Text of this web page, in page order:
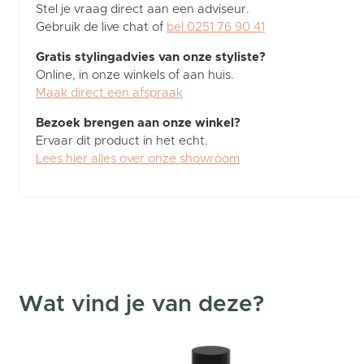
Stel je vraag direct aan een adviseur.
Gebruik de live chat of bel 0251 76 90 41
Gratis stylingadvies van onze styliste?
Online, in onze winkels of aan huis.
Maak direct een afspraak
Bezoek brengen aan onze winkel?
Ervaar dit product in het echt.
Lees hier alles over onze showroom
Wat vind je van deze?